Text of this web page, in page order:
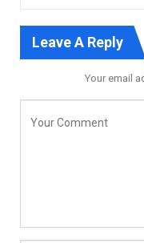
Leave A Reply
Your email